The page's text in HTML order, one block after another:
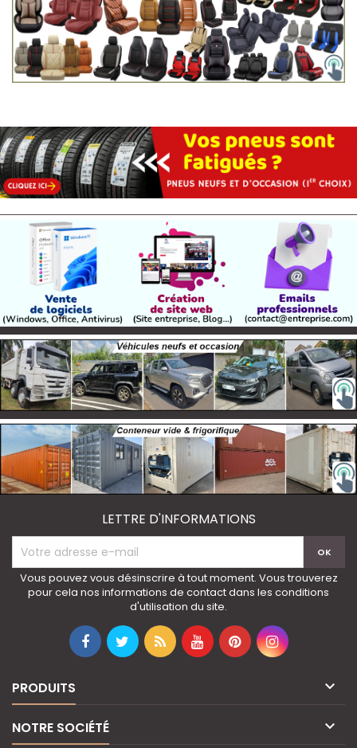
LETTRE D'INFORMATIONS
Vous pouvez vous désinscrire à tout moment. Vous trouverez
pour cela nos informations de contact dans les conditions
d'utilisation du site.
PRODUITS 
NOTRE SOCIÉTÉ 